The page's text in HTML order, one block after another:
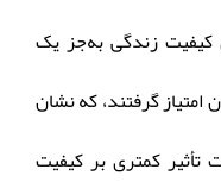
کیفیت زندگی به‌جز یک
امتیاز گرفتند، که نشان
کمتری بر کیفیت